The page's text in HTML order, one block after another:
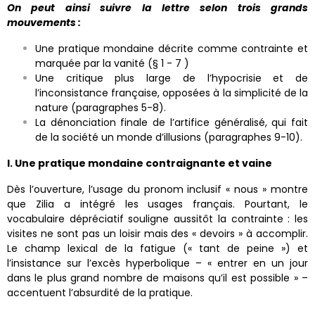
On peut ainsi suivre la lettre selon trois grands
mouvements :
Une pratique mondaine décrite comme contrainte et
marquée par la vanité (§ 1 - 7 )
Une critique plus large de l’hypocrisie et de
l’inconsistance française, opposées à la simplicité de la
nature (paragraphes 5-8).
La dénonciation finale de l’artifice généralisé, qui fait
de la société un monde d’illusions (paragraphes 9-10).
I. Une pratique mondaine contraignante et vaine
Dès l’ouverture, l’usage du pronom inclusif « nous » montre
que Zilia a intégré les usages français. Pourtant, le
vocabulaire dépréciatif souligne aussitôt la contrainte : les
visites ne sont pas un loisir mais des « devoirs » à accomplir.
Le champ lexical de la fatigue (« tant de peine ») et
l’insistance sur l’excès hyperbolique – « entrer en un jour
dans le plus grand nombre de maisons qu’il est possible » –
accentuent l’absurdité de la pratique.